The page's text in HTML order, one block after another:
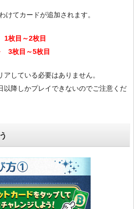
けてカードが追加されます。
枚目～2枚目
3枚目～5枚目
している必要はありません。
以降しかプレイできないのでご注意くだ